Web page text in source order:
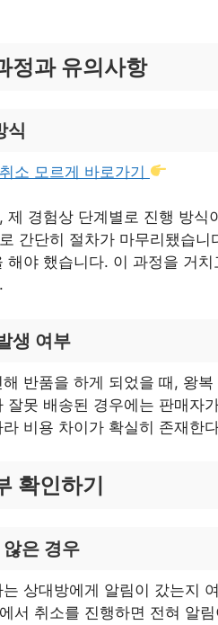
정과 유의사항
식
소 모르게 바로가기
제 경험상 단계별로 진행 방식
간단히 절차가 마무리됐습
해야 했습니다. 이 과정을 거
생 여부
반품을 하게 되었을 때, 왕
잘못 배송된 경우에는 판매자
비용 차이가 확실히 존재한
확인하기
은 경우
상대방에게 알림이 갔는지
서 취소를 진행하면 전혀 알